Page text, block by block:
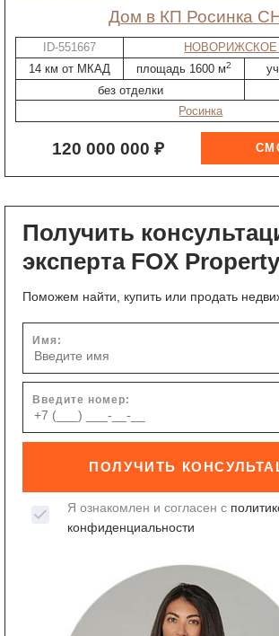
дом в КП Росинка
ID-551667
14 км от МКАД
площадь 1600 м2
без отделки
Росинка
120 000 000 ₽
Получить
эксперта FOX Property
Поможем найти, купить или продать
Имя:
Введите номер:
ПОЛУЧИТЬ
Я ознакомлен и согласен с
конфиденциальности